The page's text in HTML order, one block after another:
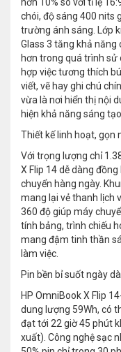
hơn 10% so với tỉ lệ
chói, độ sáng 400 nits
trường ánh sáng. Lớp
Glass 3 tăng khả
hơn trong quá trình
hợp việc tương thích
viết, vẽ hay ghi chú
vừa là nơi hiển thị nội
hiện khả năng sáng
Thiết kế linh hoạt, gọn
Với trọng lượng chỉ
X Flip 14 dễ dàng
chuyển hàng ngày.
mang lại vẻ thanh lịch
360 độ giúp máy
tính bảng, trình chiếu
mang đậm tinh thần
làm việc.
Pin bền bỉ suốt ngày
HP OmniBook X Flip
dung lượng 59Wh, có
đạt tới 22 giờ 45 phút
xuất). Công nghệ sạc